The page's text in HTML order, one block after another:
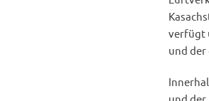
verfügt
und